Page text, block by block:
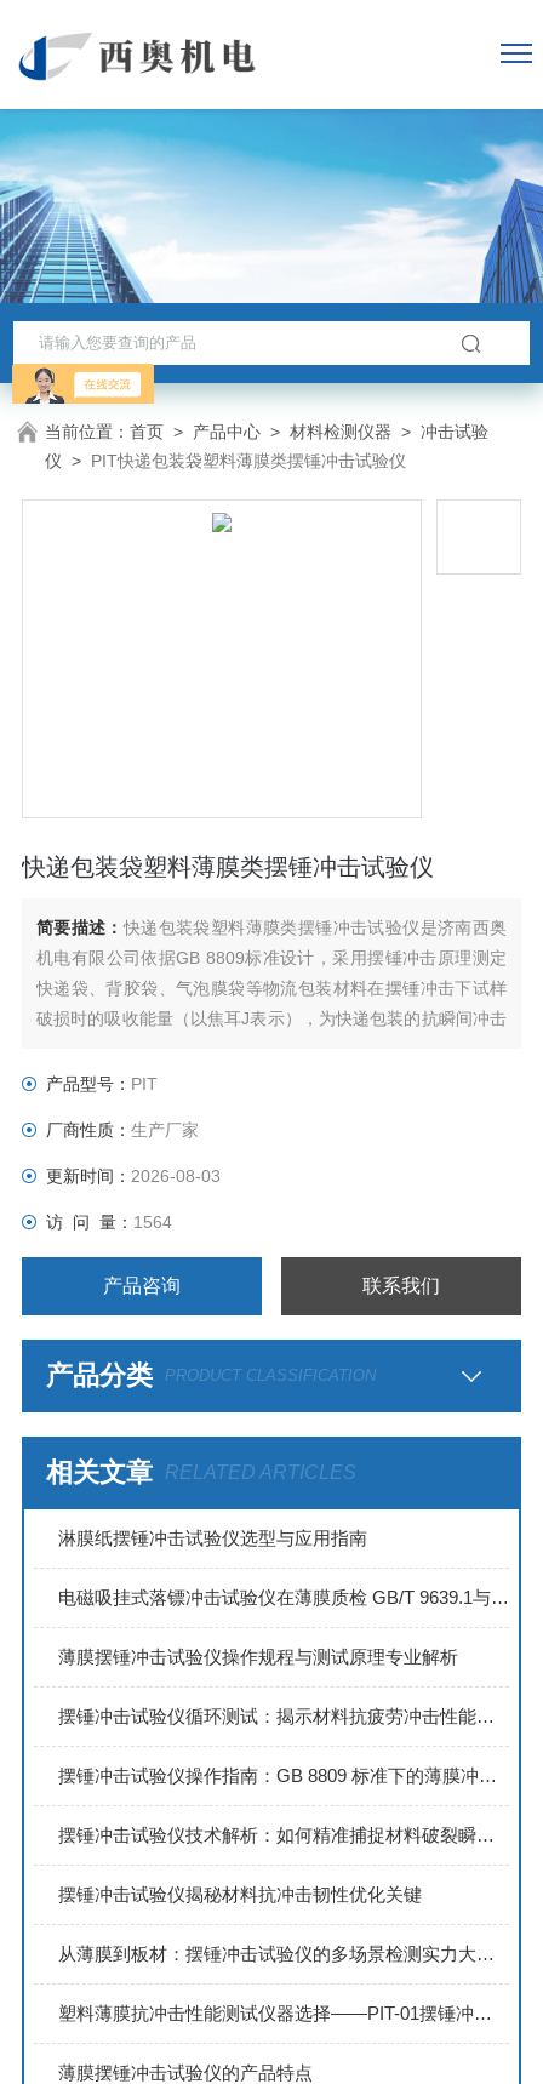
当前位置：首页 > 产品中心 >材料检测仪器 >冲击试验
仪 > PIT快递包装袋塑料薄膜类摆锤冲击试验仪
快递包装袋塑料薄膜类摆锤冲击试验仪
简要描述：快递包装袋塑料薄膜类摆锤冲击试验仪是济南西奥
机电有限公司依据GB 8809标准设计，采用摆锤冲击原理测定
快递袋、背胶袋、气泡膜袋等物流包装材料在摆锤冲击下试样
破损时的吸收能量（以焦耳J表示），为快递包装的抗瞬间冲击
产品型号： PIT
厂商性质： 生产厂家
更新时间： 2026-08-03
访 问 量： 1564
产品咨询 联系我们
产品分类 PRODUCT CLASSIFICATION
相关文章 RELATED ARTICLES
淋膜纸摆锤冲击试验仪选型与应用指南
电磁吸挂式落镖冲击试验仪在薄膜质检 GB/T 9639.1与ASTM D1709标准解读
薄膜摆锤冲击试验仪操作规程与测试原理专业解析
摆锤冲击试验仪循环测试：揭示材料抗疲劳冲击性能核心指标
摆锤冲击试验仪操作指南：GB 8809 标准下的薄膜冲击测试要点
摆锤冲击试验仪技术解析：如何精准捕捉材料破裂瞬间能量值
摆锤冲击试验仪揭秘材料抗冲击韧性优化关键
从薄膜到板材：摆锤冲击试验仪的多场景检测实力大揭秘
塑料薄膜抗冲击性能测试仪器选择——PIT-01摆锤冲击试验仪
薄膜摆锤冲击试验仪的产品特点